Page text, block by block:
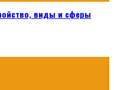
виды и сферы